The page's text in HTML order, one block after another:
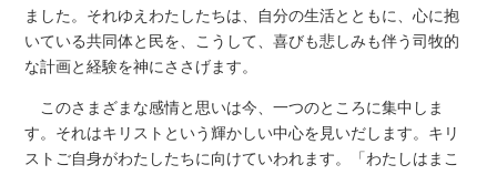
ました。それゆえわたしたちは、自分の生活とともに、心に抱
いている共同体と民を、こうして、喜びも悲しみも伴う司牧的
な計画と経験を神にささげます。
このさまざまな感情と思いは今、一つのところに集中しま
す。それはキリストという輝かしい中心を見いだします。キリ
ストご自身がわたしたちに向けていわれます。「わたしはまこ